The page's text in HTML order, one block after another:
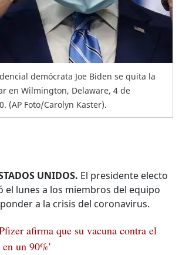
demócrata Joe Biden se quita la
en Wilmington, Delaware, 4 de
(AP Foto/Carolyn Kaster).
UNIDOS. El presidente electo
el lunes a los miembros del equipo
a la crisis del coronavirus.
afirma que su vacuna contra el
un 90%'